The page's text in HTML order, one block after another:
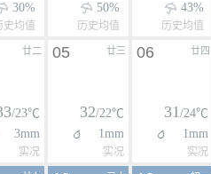
30%
史均值
50%
历史均值
43%
历史均值
廿二
/23℃
3mm
实况
廿三
05
32/22℃
1mm
实况
廿四
06
31/24℃
1mm
实况